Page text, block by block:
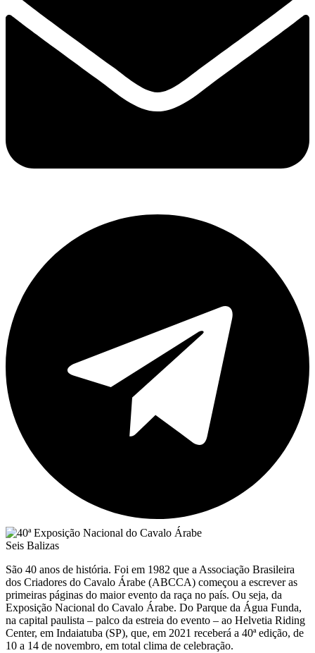
Seis Balizas
São 40 anos de história. Foi em 1982 que a Associação Brasileira
dos Criadores do Cavalo Árabe (ABCCA) começou a escrever as
primeiras páginas do maior evento da raça no país. Ou seja, da
Exposição Nacional do Cavalo Árabe. Do Parque da Água Funda,
na capital paulista – palco da estreia do evento – ao Helvetia Riding
Center, em Indaiatuba (SP), que, em 2021 receberá a 40ª edição, de
10 a 14 de novembro, em total clima de celebração.